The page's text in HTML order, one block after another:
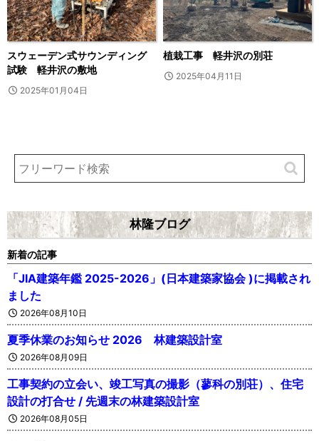
スウェーデン式サウンディング
試験 軽井沢の敷地
2025年01月04日
植栽工事 軽井沢の別荘
2025年04月11日
林隆ブログ
新着の記事
「JIA建築年鑑 2025-2026」(日本建築家協会 )に掲載され
ました
2026年08月10日
夏季休業のお知らせ 2026 林建築設計室
2026年08月09日
工事契約の立会い、竣工写真の撮影（蓼科の別荘）、住宅
設計の打合せ / 先週末の林建築設計室
2026年08月05日